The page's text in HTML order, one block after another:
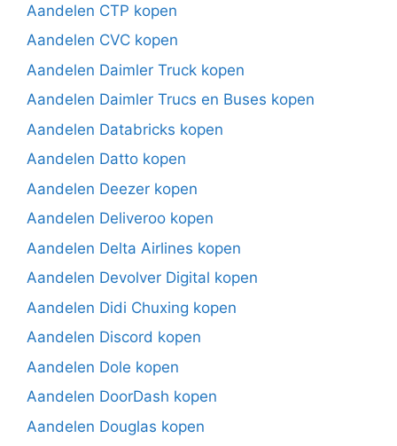
Aandelen CTP kopen
Aandelen CVC kopen
Aandelen Daimler Truck kopen
Aandelen Daimler Trucs en Buses kopen
Aandelen Databricks kopen
Aandelen Datto kopen
Aandelen Deezer kopen
Aandelen Deliveroo kopen
Aandelen Delta Airlines kopen
Aandelen Devolver Digital kopen
Aandelen Didi Chuxing kopen
Aandelen Discord kopen
Aandelen Dole kopen
Aandelen DoorDash kopen
Aandelen Douglas kopen